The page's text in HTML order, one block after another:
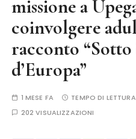
missione a
coinvolgere
racconto
d’Europa”
1 MESE FA TEMPO DI
202 VISUALIZZAZIONI